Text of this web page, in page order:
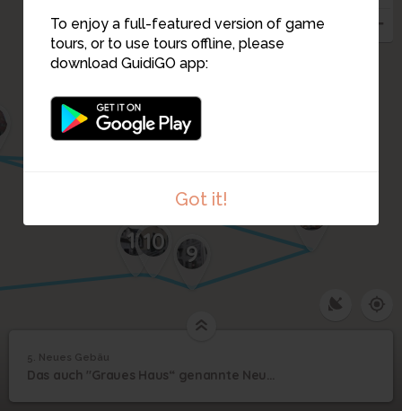
To enjoy a full-featured version of game
tours, or to use tours offline, please
download GuidiGO app:
Got it!
1110 9
6
5 Neues Gebäu
5. Neues Gebäu
Das auch "Graues Haus“ genannte Neue Gebäu wurde 1751-52 von J. Grubenmann erbaut.